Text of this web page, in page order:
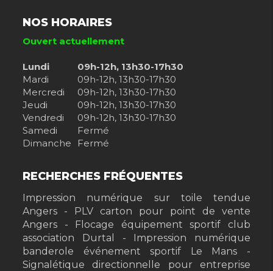
NOS HORAIRES
Ouvert actuellement
Lundi
09h-12h, 13h30-17h30
Mardi
09h-12h, 13h30-17h30
Mercredi
09h-12h, 13h30-17h30
Jeudi
09h-12h, 13h30-17h30
Vendredi
09h-12h, 13h30-17h30
Samedi
Fermé
Dimanche
Fermé
RECHERCHES FRÉQUENTES
Impression numérique sur toile tendue
Angers
PLV carton pour point de vente
Angers
Flocage équipement sportif club
association Durtal
Impression numérique
banderole événement sportif Le Mans
Signalétique directionnelle pour entreprise